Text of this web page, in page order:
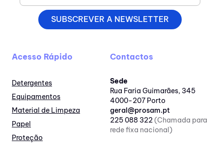
SUBSCREVER A NEWSLETTER
Acesso Rápido
Detergentes
Equipamentos
Material de Limpeza
Papel
Proteção
Contactos
Sede
Rua Faria Guimarães, 345
4000-207 Porto
geral@prosam.pt
225 088 322(Chamada para
rede fixa nacional)